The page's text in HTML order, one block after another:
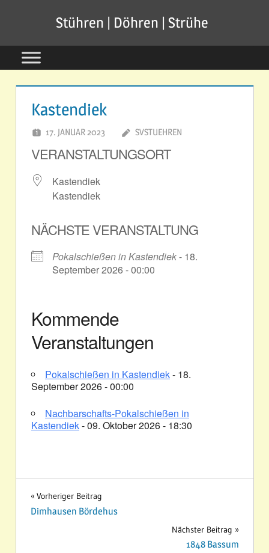
springen
Stühren | Döhren | Strühe
Kastendiek
17. JANUAR 2023 SVSTUEHREN
VERANSTALTUNGSORT
Kastendiek
Kastendiek
NÄCHSTE VERANSTALTUNG
Pokalschießen in Kastendiek- 18.
September 2026 - 00:00
Kommende
Veranstaltungen
Pokalschießen in Kastendiek- 18.
September 2026 - 00:00
Nachbarschafts-Pokalschießen in
Kastendiek- 09. Oktober 2026 - 18:30
Beitragsnavigation
Vorheriger Beitrag
Dimhausen Bördehus
Nächster Beitrag
1848 Bassum